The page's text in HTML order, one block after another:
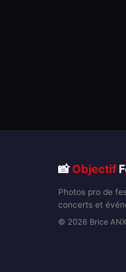
📸Objectif
Photos pro de
concerts et
© 2026 Brice